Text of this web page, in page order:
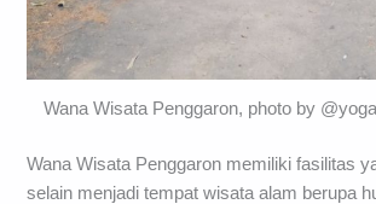
Wana Wisata Penggaron, photo by
Wana Wisata Penggaron memiliki fasilitas
selain menjadi tempat wisata alam berupa